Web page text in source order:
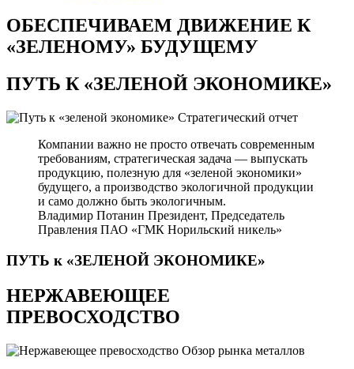
ОБЕСПЕЧИВАЕМ ДВИЖЕНИЕ К
«ЗЕЛЕНОМУ» БУДУЩЕМУ
ПУТЬ К«ЗЕЛЕНОЙ ЭКОНОМИКЕ»
Стратегический отчет
Компании важно не просто отвечать современным
требованиям, стратегическая задача — выпускать
продукцию, полезную для «зеленой экономики»
будущего, а производство экологичной продукции
и само должно быть экологичным.
Владимир Потанин Президент, Председатель
Правления ПАО «ГМК Норильский никель»
ПУТЬ к «ЗЕЛЕНОЙ ЭКОНОМИКЕ»
НЕРЖАВЕЮЩЕЕ
ПРЕВОСХОДСТВО
Обзор рынка металлов